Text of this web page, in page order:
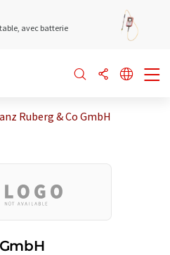
avec batterie
Ruberg & Co GmbH